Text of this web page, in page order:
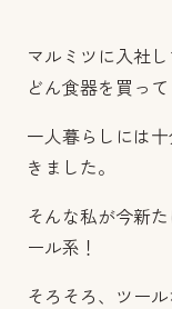
マルミツに入社
どん食器を買って
一人暮らしには
きました。
そんな私が今新
ール系！
そろそろ、ツー